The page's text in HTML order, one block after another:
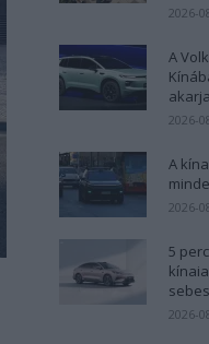
2026-
A
2026-
A
2026-
5
2026-